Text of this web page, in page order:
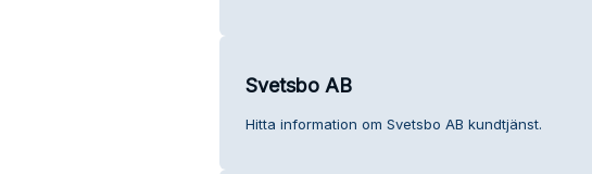
Svetsbo AB
Hitta information om Svetsbo AB kundtjänst.